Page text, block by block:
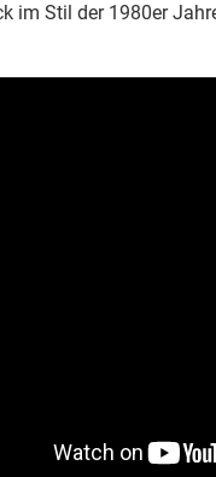
im Stil der 1980er